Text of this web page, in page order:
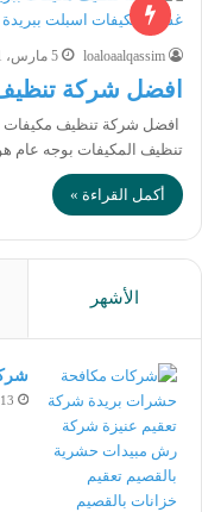
loaloaalqassim 5 مارس، 2021
افضل شركة تنظيف
افضل شركة تنظيف مكيفات
تنظيف المكيفات بوجه عام
أكمل القراءة »
الأشهر
13 يونيو، 2021